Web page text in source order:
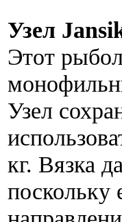
Узел
Этот
Узел
кг. Вязка
поскольку